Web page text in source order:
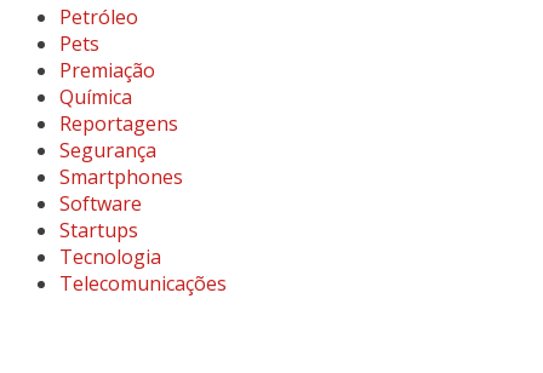
Petróleo
Pets
Premiação
Química
Reportagens
Segurança
Smartphones
Software
Startups
Tecnologia
Telecomunicações